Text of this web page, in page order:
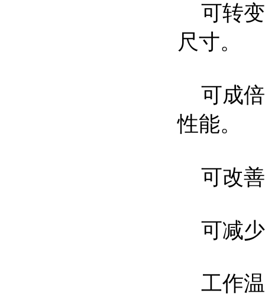
可转变
尺寸。
可成倍
性能。
可改善
可减少
工作温